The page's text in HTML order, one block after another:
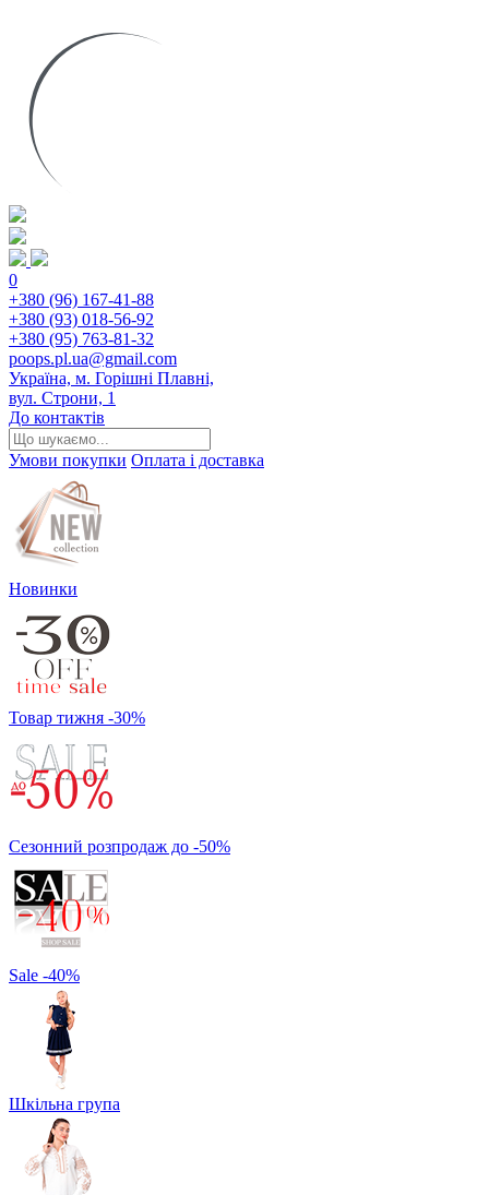
0
+380 (96) 167-41-88
+380 (93) 018-56-92
+380 (95) 763-81-32
poops.pl.ua@gmail.com
Україна, м. Горішні Плавні,
вул. Строни, 1
До контактів
Умови покупки Оплата і доставка
Новинки
Товар тижня -30%
Сезонний розпродаж до -50%
Sale -40%
Шкільна група